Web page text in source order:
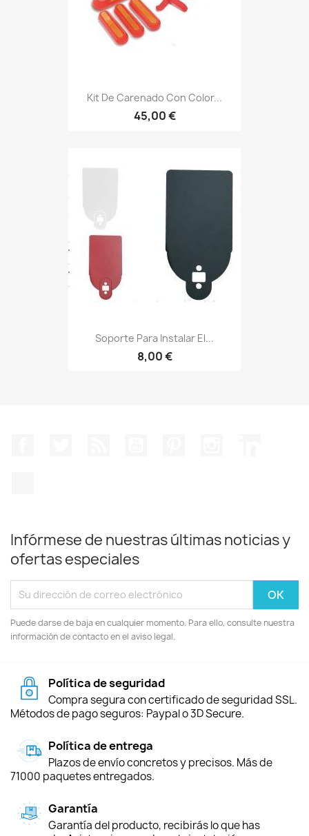
Kit De Carenado Con Color...
45,00 €
Soporte Para Instalar El...
8,00 €
Infórmese de nuestras últimas noticias y
ofertas especiales
Puede darse de baja en cualquier momento. Para ello, consulte nuestra
información de contacto en el aviso legal.
Política de seguridad
Compra segura con certificado de seguridad SSL.
Métodos de pago seguros: Paypal o 3D Secure.
Política de entrega
Plazos de envío concretos y precisos. Más de
71000 paquetes entregados.
Garantía
Garantía del producto, recibirás lo que has